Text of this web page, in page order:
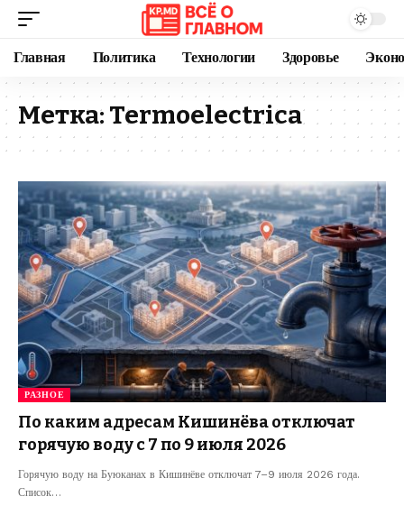
Главная Политика Технологии Здоровье
Метка: Termoelectrica
РАЗНОЕ
По каким адресам Кишинёва отключат
горячую воду с 7 по 9 июля 2026
Горячую воду на Буюканах в Кишинёве отключат 7–9 июля 2026 года.
Список…